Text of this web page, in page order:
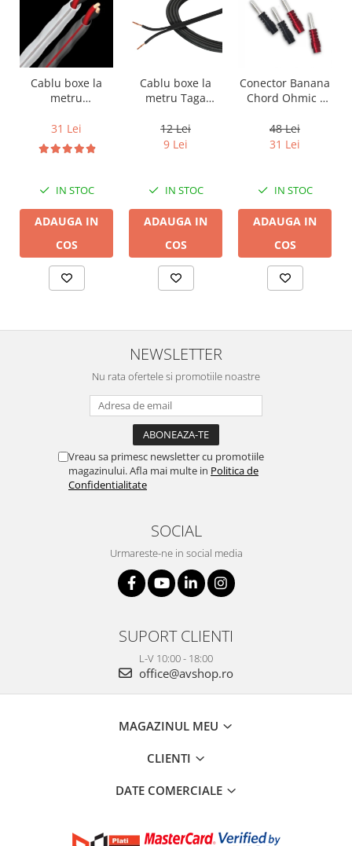
Cablu boxe la
metru
DB 16/2,
conductor cupru
LGC
31 Lei
IN STOC
ADAUGA IN
COS
Cablu boxe la
metru Taga
14B, 2 x 2mm
12 Lei
9 Lei
IN STOC
ADAUGA IN
COS
Conector Banana
Chord Ohmic -
48 Lei
31 Lei
IN STOC
ADAUGA IN
COS
NEWSLETTER
Nu rata ofertele si promotiile noastre
Vreau sa primesc newsletter cu promotiile
magazinului. Afla mai multe in Politica de
Confidentialitate
SOCIAL
Urmareste-ne in social media
SUPORT CLIENTI
L-V 10:00 - 18:00
office@avshop.ro
MAGAZINUL MEU
CLIENTI
DATE COMERCIALE